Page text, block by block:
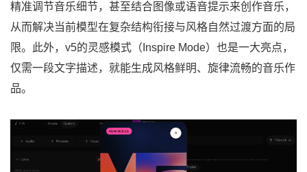
精准调节音乐细节，甚至结合图像或语音提示来创作音乐，
从而解决当前模型在复杂结构衔接与风格自然过渡方面的局
限。此外，v5的灵感模式（Inspire Mode）也是一大亮点，
仅需一段文字描述，就能生成风格鲜明、旋律流畅的音乐作
品。